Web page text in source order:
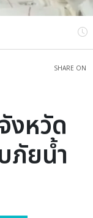
SHARE ON
งหวัด
ภัยน้ำ